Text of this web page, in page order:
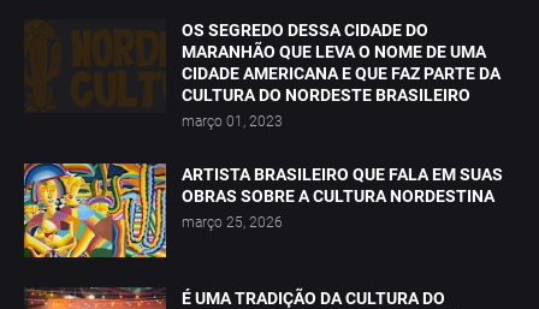
OS SEGREDO DESSA CIDADE DO
MARANHÃO QUE LEVA O NOME DE UMA
CIDADE AMERICANA E QUE FAZ PARTE DA
CULTURA DO NORDESTE BRASILEIRO
março 01, 2023
ARTISTA BRASILEIRO QUE FALA EM SUAS
OBRAS SOBRE A CULTURA NORDESTINA
março 25, 2026
É UMA TRADIÇÃO DA CULTURA DO